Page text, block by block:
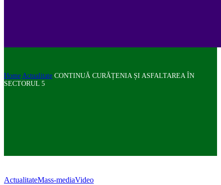
Home Actualitate CONTINUĂ CURĂȚENIA ȘI ASFALTAREA ÎN
SECTORUL 5
ActualitateMass-mediaVideo